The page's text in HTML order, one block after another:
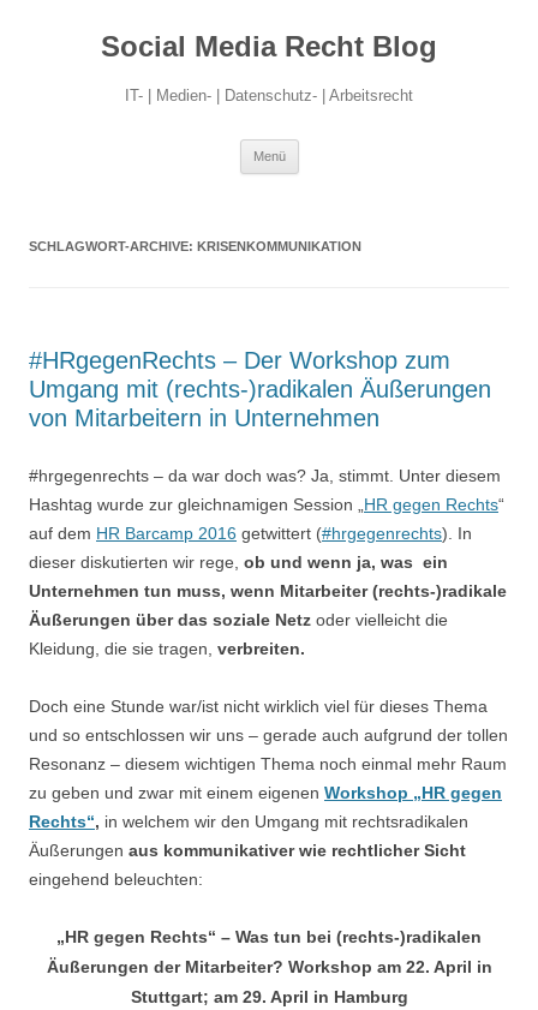
Social Media Recht Blog
IT- | Medien- | Datenschutz- | Arbeitsrecht
Menü
SCHLAGWORT-ARCHIVE: KRISENKOMMUNIKATION
#HRgegenRechts – Der Workshop zum
Umgang mit (rechts-)radikalen Äußerungen
von Mitarbeitern in Unternehmen
#hrgegenrechts – da war doch was? Ja, stimmt. Unter diesem
Hashtag wurde zur gleichnamigen Session „ HR gegen Rechts“
auf dem HR Barcamp 2016 getwittert (#hrgegenrechts). In
dieser diskutierten wir rege, ob und wenn ja, was ein
Unternehmen tun muss, wenn Mitarbeiter (rechts-)radikale
Äußerungen über das soziale Netz oder vielleicht die
Kleidung, die sie tragen, verbreiten.
Doch eine Stunde war/ist nicht wirklich viel für dieses Thema
und so entschlossen wir uns – gerade auch aufgrund der tollen
Resonanz – diesem wichtigen Thema noch einmal mehr Raum
zu geben und zwar mit einem eigenen Workshop „HR gegen
Rechts“, in welchem wir den Umgang mit rechtsradikalen
Äußerungen aus kommunikativer wie rechtlicher Sicht
eingehend beleuchten:
„HR gegen Rechts“ – Was tun bei (rechts-)radikalen
Äußerungen der Mitarbeiter? Workshop am 22. April in
Stuttgart; am 29. April in Hamburg